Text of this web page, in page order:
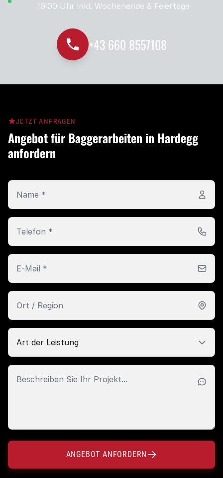
19:00 Uhr inkl. Wochenende & Feiertage
+43 660 8557108
JETZT ANFRAGEN
Angebot für Baggerarbeiten in Hardegg
anfordern
ANGEBOT ANFORDERN